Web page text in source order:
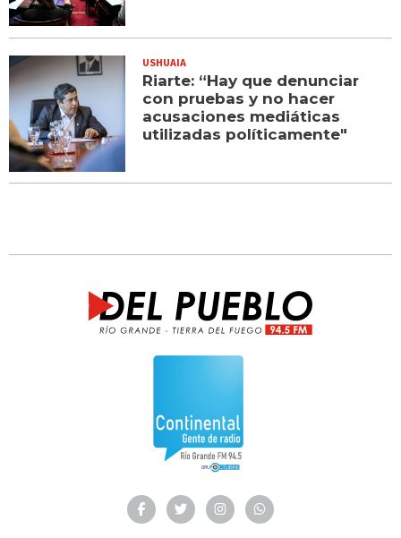
USHUAIA
Riarte: “Hay que denunciar
con pruebas y no hacer
acusaciones mediáticas
utilizadas políticamente"